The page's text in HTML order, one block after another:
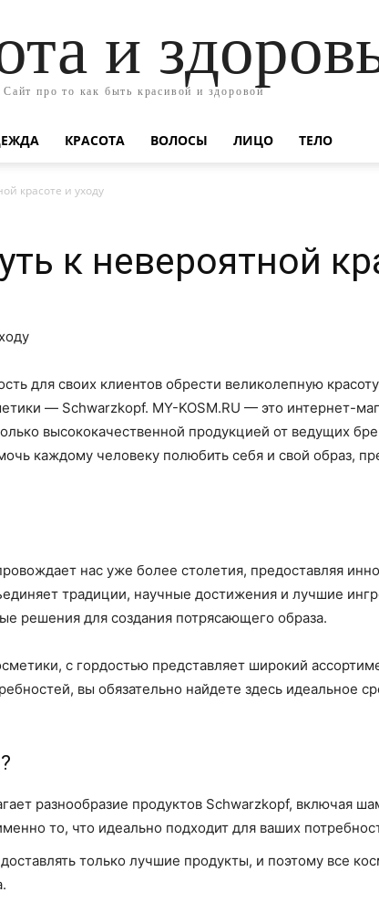
и
Сайт про то как быть красивой и здоровой
КРАСОТА ВОЛОСЫ ЛИЦО ТЕЛО
красоте и уходу
к невероятной
для своих клиентов обрести великолепную
— Schwarzkopf. MY-KOSM.RU — это интернет-
высококачественной продукцией от ведущих
каждому человеку полюбить себя и свой образ,
нас уже более столетия, предоставляя
традиции, научные достижения и лучшие
решения для создания потрясающего образа.
с гордостью представляет широкий
вы обязательно найдете здесь идеальное
разнообразие продуктов Schwarzkopf, включая
то, что идеально подходит для ваших
только лучшие продукты, и поэтому все